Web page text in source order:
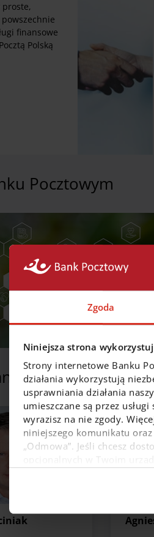
Zgoda
Niniejsza strona
Strony internetowe Banku
działania wykorzystują
usprawniania działania
umieszczane są przez
wyrazisz na nie zgody.
niniejszego komunikatu
„Odmowa”. Jeśli chcesz
danych osobowych, w tym
proste,
finansowe
Polską
Pocztowym